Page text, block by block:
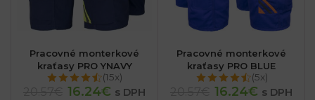
Pracovné monterkové
kraťasy PRO YNAVY
(15x)
16.24€ s DPH
Pracovné monterkové
kraťasy PRO BLUE
(5x)
16.24€ s DPH